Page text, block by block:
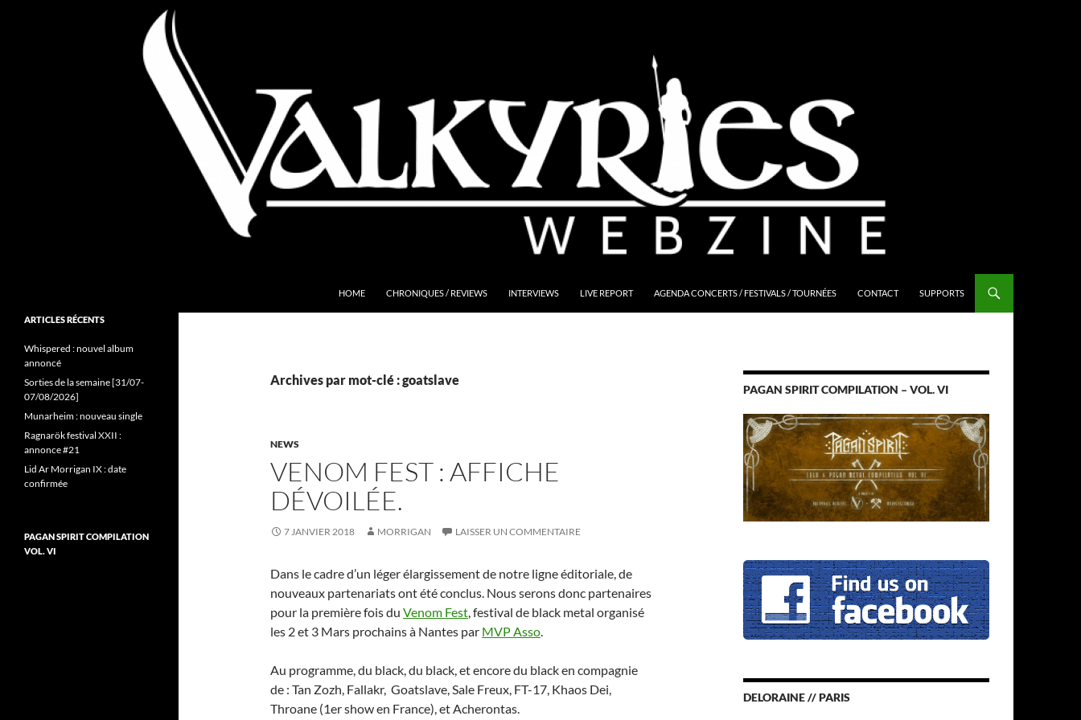
HOME CHRONIQUES / REVIEWS INTERVIEWS LIVE REPORT AGENDA CONCERTS / FESTIVALS / TOURNÉES CONTACT SUPPORTS
Archives par mot-clé : goatslave
NEWS
VENOM FEST : AFFICHE
DÉVOILÉE.
7 JANVIER 2018 MORRIGAN LAISSER UN COMMENTAIRE
Dans le cadre d’un léger élargissement de notre ligne éditoriale, de
nouveaux partenariats ont été conclus. Nous serons donc partenaires
pour la première fois du Venom Fest, festival de black metal organisé
les 2 et 3 Mars prochains à Nantes par MVP Asso.
Au programme, du black, du black, et encore du black en compagnie
de : Tan Zozh, Fallakr, Goatslave, Sale Freux, FT-17, Khaos Dei,
Throane (1er show en France), et Acherontas.
PAGAN SPIRIT COMPILATION – VOL. VI
DELORAINE // PARIS
Folk Pagan Webzine
ARTICLES RÉCENTS
Whispered : nouvel album
annoncé
Sorties de la semaine [31/07-
07/08/2026]
Munarheim : nouveau single
Ragnarök festival XXII :
annonce #21
Lid Ar Morrigan IX : date
confirmée
PAGAN SPIRIT COMPILATION
VOL. VI